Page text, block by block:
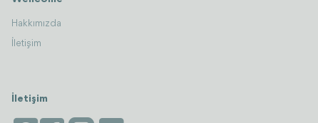
Hakkımızda
İletişim
İletişim